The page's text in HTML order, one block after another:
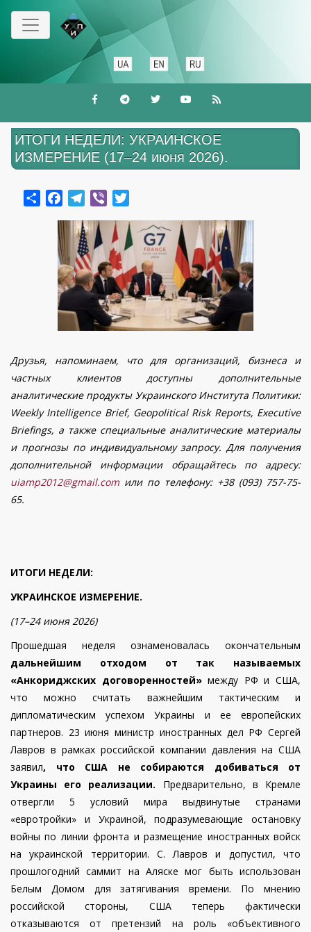
Перейти
основному
ИТОГИ НЕДЕЛИ: УКРАИНСКОЕ
ИЗМЕРЕНИЕ (17–24 июня 2026).
ShareFacebookTelegram
Viber
Друзья, напоминаем, что для организаций, бизнеса и
частных клиентов доступны дополнительные
аналитические продукты Украинского Института Политики:
Weekly Intelligence Brief, Geopolitical Risk Reports, Executive
Briefings, а также специальные аналитические материалы
и прогнозы по индивидуальному запросу. Для получения
дополнительной информации обращайтесь по адресу:
uiamp2012@gmail.comили по телефону: +38 (093) 757-75-
65.
ИТОГИ НЕДЕЛИ:
УКРАИНСКОЕ ИЗМЕРЕНИЕ.
(17–24 июня 2026)
Прошедшая неделя ознаменовалась окончательным
дальнейшим отходом от так называемых
«Анкориджских договоренностей»между РФ и США,
что можно считать важнейшим тактическим и
дипломатическим успехом Украины и ее европейских
партнеров. 23 июня министр иностранных дел РФ Сергей
Лавров в рамках российской компании давления на США
заявил, что США не собираются добиваться от
Украины его реализации. Предварительно, в Кремле
отвергли 5 условий мира выдвинутые странами
«евротройки» и Украиной, подразумевающие остановку
войны по линии фронта и размещение иностранных войск
на украинской территории. С. Лавров и допустил, что
прошлогодний саммит на Аляске мог быть использован
Белым Домом для затягивания времени. По мнению
российской стороны, США теперь фактически
отказываются от претензий на роль «объективного